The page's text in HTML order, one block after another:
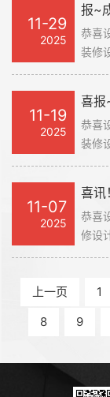
非常
的需
独特
11-29
2025
恭喜
装修
计的
间以
帜的
11-19
2025
恭喜
装修
个新
以及
的办
11-07
2025
恭喜
修设
园
设
划
个
装修
上一页 1
8
9